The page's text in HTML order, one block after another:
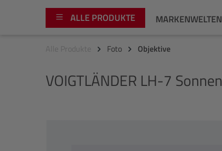
ALLE PRODUKTE MARKENWELTEN
Video
Fujifilm
Alle Produkte Foto Objektive
VOIGTLÄNDER LH-7